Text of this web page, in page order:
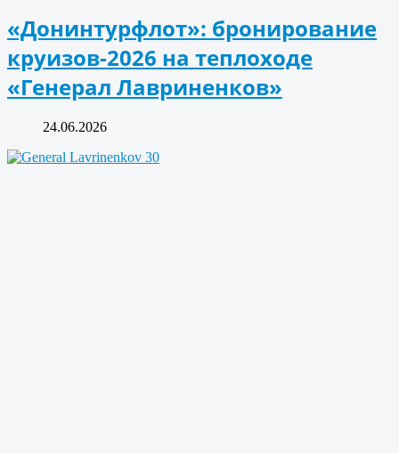
«Донинтурфлот»: бронирование
круизов-2026 на теплоходе
«Генерал Лавриненков»
24.06.2026